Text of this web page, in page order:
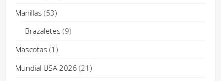
Manillas (53)
Brazaletes (9)
Mascotas (1)
Mundial USA 2026 (21)